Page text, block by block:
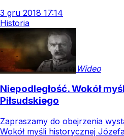
3 gru 2018 17:14
Historia
Wideo
Niepodległość. Wokół
Piłsudskiego
Zapraszamy do obejrzenia
Wokół myśli historycznej